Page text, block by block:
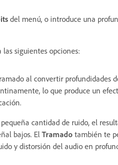
del menú, o introduce una
las siguientes opciones:
al convertir profundidades
lo que produce un
cantidad de ruido, el
bajos. ElTramado también te
y distorsión del audio en